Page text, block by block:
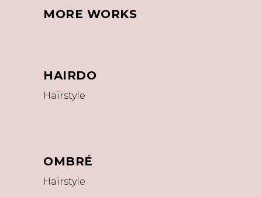
MORE WORKS
HAIRDO
Hairstyle
OMBRÉ
Hairstyle